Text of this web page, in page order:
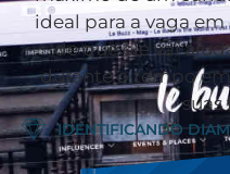
ideal para a vaga
de que ele vai
durante o tempo
suas
IDENTIFICANDO